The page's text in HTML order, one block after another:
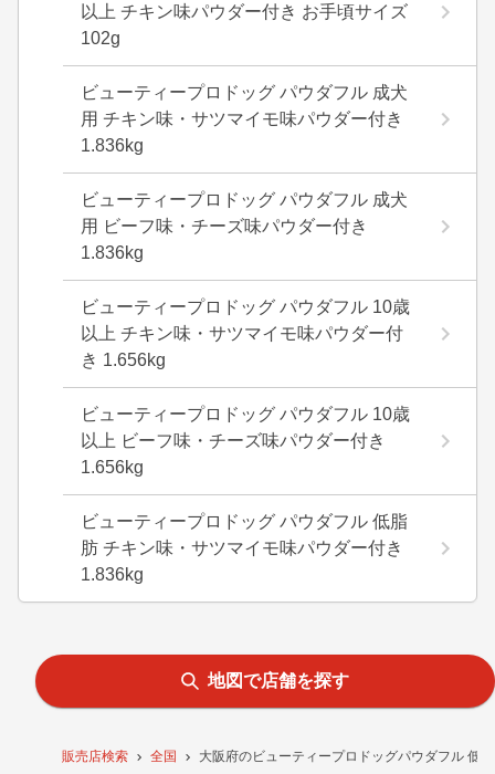
販売店検索 全国 大阪府のビューティープロドッグパウダフル 低
以上 チキン味パウダー付き お手頃サイズ
102g
ビューティープロドッグ パウダフル 成犬
用 チキン味・サツマイモ味パウダー付き
1.836kg
ビューティープロドッグ パウダフル 成犬
用 ビーフ味・チーズ味パウダー付き
1.836kg
ビューティープロドッグ パウダフル 10歳
以上 チキン味・サツマイモ味パウダー付
き 1.656kg
ビューティープロドッグ パウダフル 10歳
以上 ビーフ味・チーズ味パウダー付き
1.656kg
ビューティープロドッグ パウダフル 低脂
肪 チキン味・サツマイモ味パウダー付き
1.836kg
地図で店舗を探す